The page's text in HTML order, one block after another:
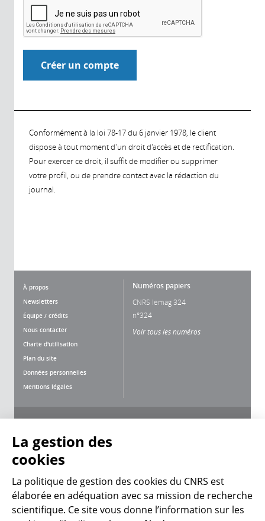
Conformément à la loi 78-17 du 6 janvier 1978, le client
dispose à tout moment d'un droit d'accès et de rectification.
Pour exercer ce droit, il suffit de modifier ou supprimer
votre profil, ou de prendre contact avec la rédaction du
journal.
À propos
Newsletters
Équipe / crédits
Nous contacter
Charte d'utilisation
Plan du site
Données personnelles
Mentions légales
Numéros papiers
CNRS lemag 324
n°324
Voir tous les numéros
CNRS Le Mag
La gestion des
cookies
La politique de gestion des cookies du CNRS est
élaborée en adéquation avec sa mission de recherche
scientifique. Ce site vous donne l’information sur les